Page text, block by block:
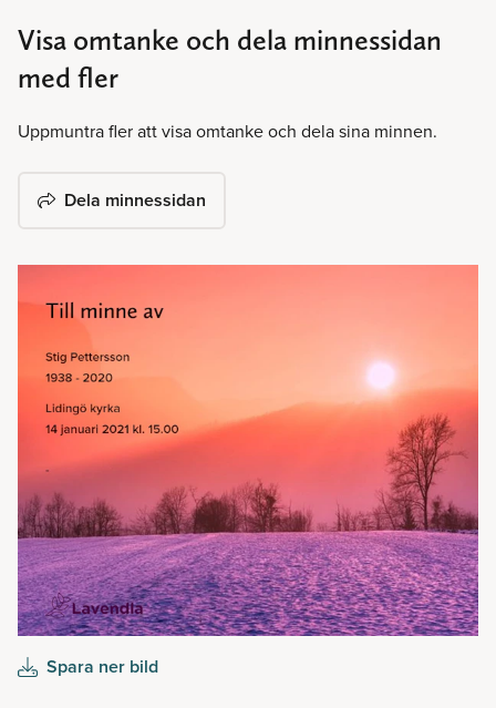
Visa omtanke och dela minnessidan
med fler
Uppmuntra fler att visa omtanke och dela sina minnen.
Dela minnessidan
Spara ner bild